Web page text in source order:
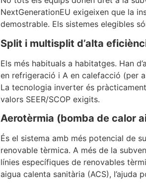
NextGenerationEU exigeixen que la
demostrable. Els sistemes elegibles
Split i multisplit d’alta
Els més habituals a habitatges. Han
en refrigeració i A en calefacció (per
La tecnologia inverter és
valors SEER/SCOP exigits.
Aerotèrmia (bomba de calor
És el sistema amb més potencial de
renovable tèrmica. A més de la
línies específiques de renovables
aigua calenta sanitària (ACS), l’ajuda